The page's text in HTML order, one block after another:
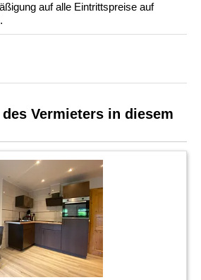
auf alle Eintrittspreise auf
Vermieters in diesem